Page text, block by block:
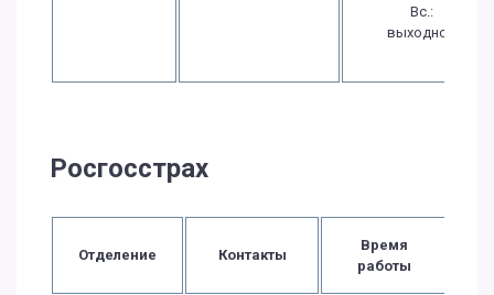
Вс.:
выходной
Росгосстрах
Отделение Контакты
Время
работы